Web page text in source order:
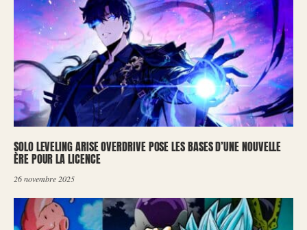
SOLO LEVELING ARISE OVERDRIVE POSE LES BASES D’UNE NOUVELLE
ÈRE POUR LA LICENCE
26 novembre 2025